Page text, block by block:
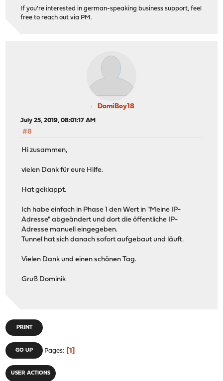
If you're interested in german-speaking business support, feel
free to reach out via PM.
DomiBoy18
July 25, 2019, 08:01:17 AM
#8
Hi zusammen,
vielen Dank für eure Hilfe.
Hat geklappt.
Ich habe einfach in Phase 1 den Wert in "Meine IP-
Adresse" abgeändert und dort die öffentliche IP-
Adresse manuell eingegeben.
Tunnel hat sich danach sofort aufgebaut und läuft.
Vielen Dank und einen schönen Tag.
Gruß Dominik
PRINT
GO UP Pages 1
USER ACTIONS